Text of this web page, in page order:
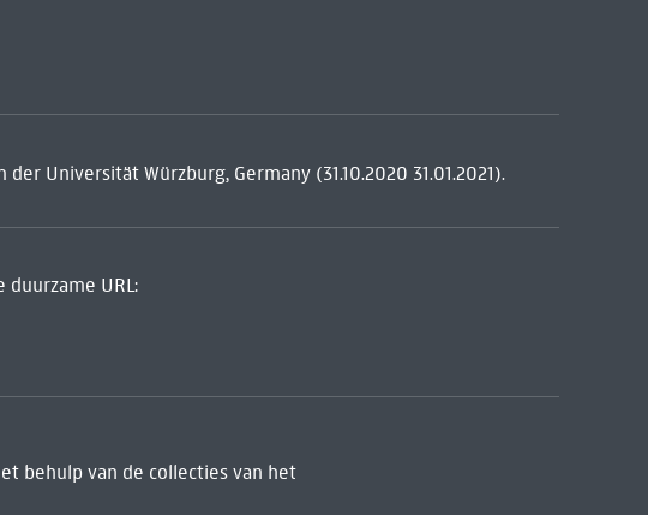
Universität Würzburg, Germany (31.10.2020 31.01.2021).
URL:
behulp van de collecties van het